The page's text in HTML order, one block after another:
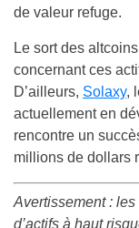
de valeur refuge.
Le sort des
concernant ces
D’ailleurs, Solaxy,
actuellement en
rencontre un
millions de dollars
Avertissement :
d’actifs à haut